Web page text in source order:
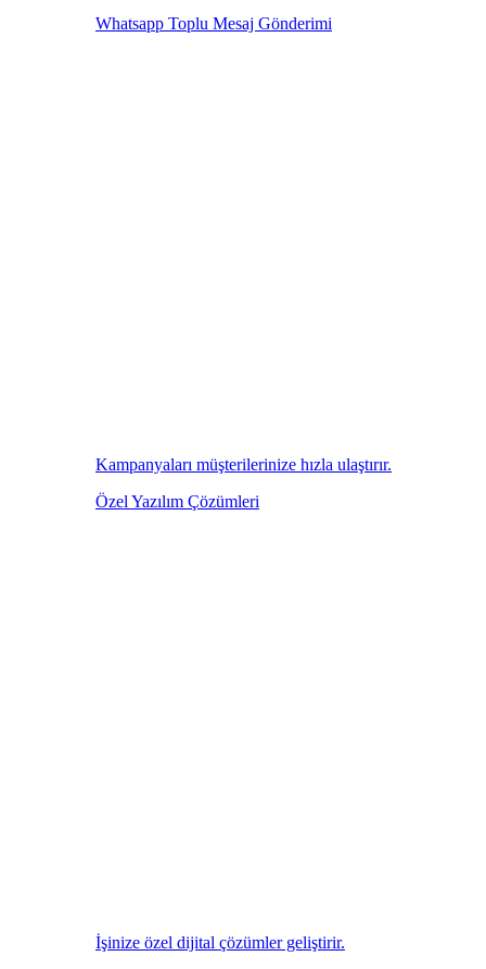
Whatsapp Toplu Mesaj Gönderimi
Kampanyaları müşterilerinize hızla ulaştırır.
Özel Yazılım Çözümleri
İşinize özel dijital çözümler geliştirir.